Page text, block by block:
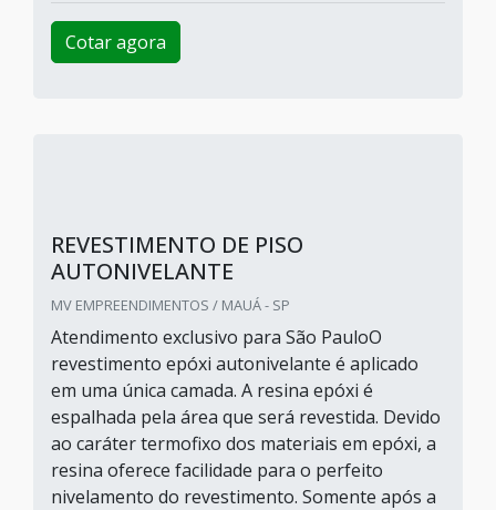
Cotar agora
REVESTIMENTO DE PISO
AUTONIVELANTE
MV EMPREENDIMENTOS / MAUÁ - SP
Atendimento exclusivo para São PauloO
revestimento epóxi autonivelante é aplicado
em uma única camada. A resina epóxi é
espalhada pela área que será revestida. Devido
ao caráter termofixo dos materiais em epóxi, a
resina oferece facilidade para o perfeito
nivelamento do revestimento. Somente após a